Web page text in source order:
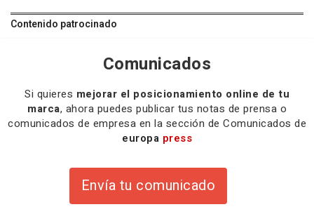
Contenido patrocinado
Comunicados
Si quieres mejorar el posicionamiento online de tu
marca, ahora puedes publicar tus notas de prensa o
comunicados de empresa en la sección de Comunicados de
europa press
Envía tu comunicado